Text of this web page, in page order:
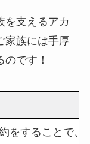
を支えるアカ
家族には手厚
です！
をすることで